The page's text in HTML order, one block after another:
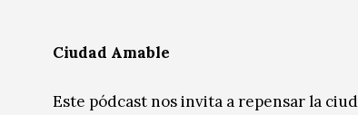
Ciudad Amable
Este pódcast nos invita a repensar la